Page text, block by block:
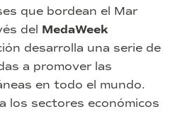
que bordean el Mar
del MedaWeek
desarrolla una serie de
a promover las
en todo el mundo.
los sectores económicos